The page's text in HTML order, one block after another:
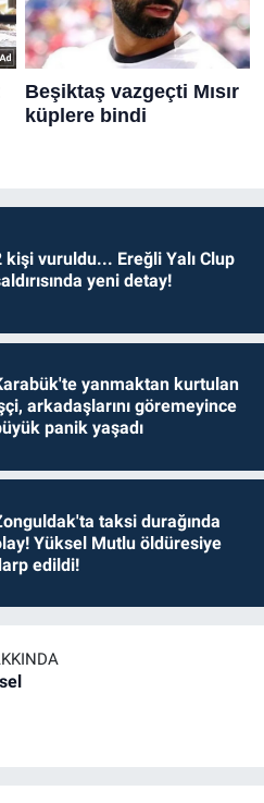
kişi vuruldu... Ereğli Yalı Clup
yeni detay!
yanmaktan kurtulan
arkadaşlarını göremeyince
panik yaşadı
taksi durağında
Yüksel Mutlu öldüresiye
edildi!